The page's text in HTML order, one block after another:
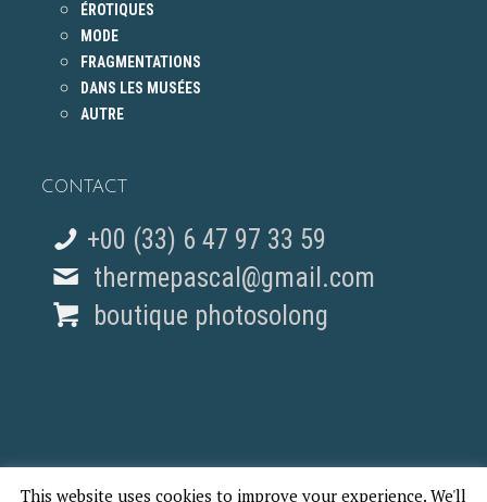
ÉROTIQUES
MODE
FRAGMENTATIONS
DANS LES MUSÉES
AUTRE
CONTACT
+00 (33) 6 47 97 33 59
thermepascal@gmail.com
boutique photosolong
This website uses cookies to improve your experience. We'll